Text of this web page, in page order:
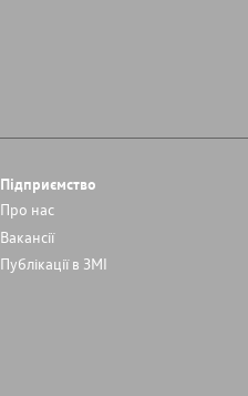
Підприємство
Про нас
Вакансії
Публікації в ЗМІ